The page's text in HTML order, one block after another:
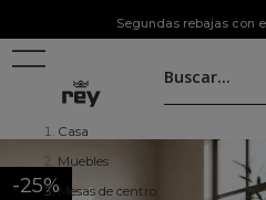
Segundas rebajas con
Casa
Muebles
Mesas de centro
-25%